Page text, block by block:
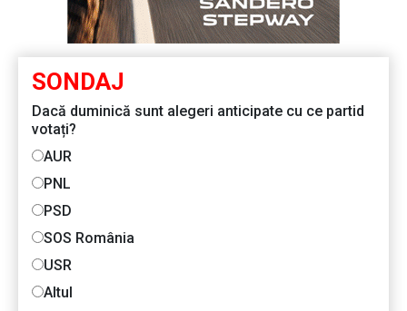
SONDAJ
Dacă duminică sunt alegeri anticipate cu ce partid
votați?
AUR
PNL
PSD
SOS România
USR
Altul